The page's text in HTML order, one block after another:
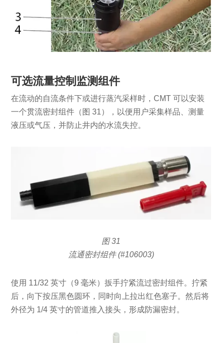
可选流量控制监测组件
在流动的自流条件下或进行蒸汽采样时，CMT 可以安装
一个贯流密封组件（图 31），以便用户采集样品、测量
液压或气压，并防止井内的水流失控。
图 31
流通密封组件 (#106003)
使用 11/32 英寸（9 毫米）扳手拧紧流过密封组件。拧紧
后，向下按压黑色圆环，同时向上拉出红色塞子。然后将
外径为 1/4 英寸的管道推入接头，形成防漏密封。